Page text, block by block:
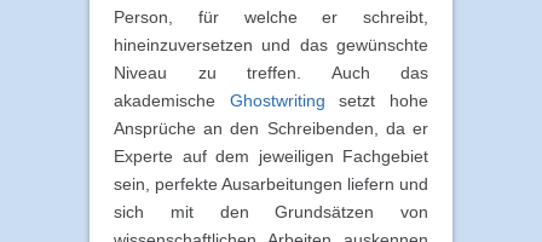
Person, für welche er schreibt,
hineinzuversetzen und das gewünschte
Niveau zu treffen. Auch das
akademische Ghostwriting setzt hohe
Ansprüche an den Schreibenden, da er
Experte auf dem jeweiligen Fachgebiet
sein, perfekte Ausarbeitungen liefern und
sich mit den Grundsätzen von